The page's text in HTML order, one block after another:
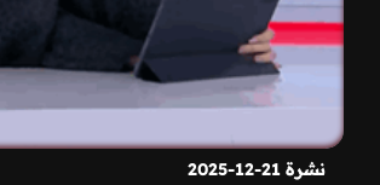
نشرة 21-12-2025